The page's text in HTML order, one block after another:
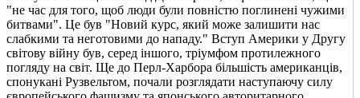
"не час для того, щоб люди були повністю поглинені чужими
битвами". Це був "Новий курс, який може залишити нас
слабкими та неготовими до нападу." Вступ Америки у Другу
світову війну був, серед іншого, тріумфом протилежного
погляду на світ. Ще до Перл-Харбора більшість американців,
спонукані Рузвельтом, почали розглядати наступаючу силу